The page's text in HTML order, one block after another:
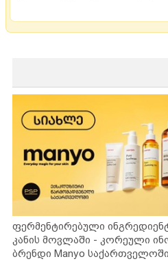
ფერმენტირებული
კანის მოვლაში - კორეული
ბრენდი Manyo